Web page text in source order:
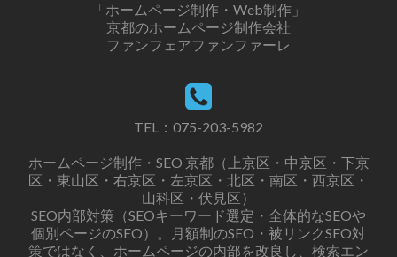
「ホームページ制作・Web制作」
京都のホームページ制作会社
ファンフェアファンファーレ
TEL： 075-203-5982
ホームページ制作・SEO 京都（上京区・中京区・下京
区・東山区・右京区・左京区・北区・南区・西京区・
山科区・伏見区）
SEO内部対策（SEOキーワード選定・全体的なSEOや
個別ページのSEO）。月額制のSEO・被リンクSEO対
策ではなく、ホームページの内部を改良し、検索エン